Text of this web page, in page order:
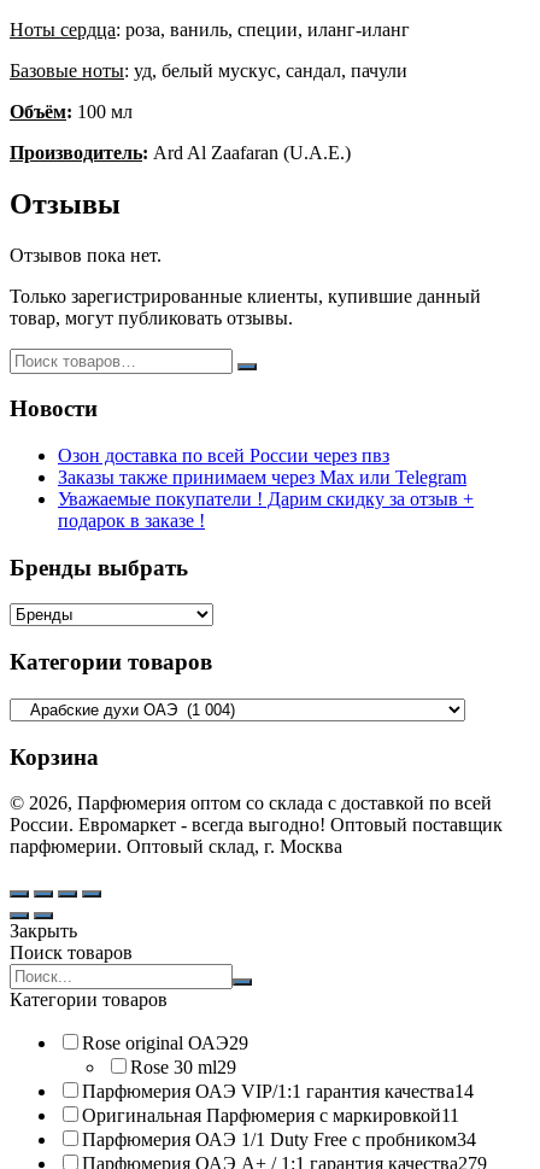
Ноты сердца: роза, ваниль, специи, иланг-иланг
Базовые ноты: уд, белый мускус, сандал, пачули
Объём: 100 мл
Производитель: Ard Al Zaafaran (U.A.E.)
Отзывы
Отзывов пока нет.
Только зарегистрированные клиенты, купившие данный
товар, могут публиковать отзывы.
Новости
Озон доставка по всей России через пвз
Заказы также принимаем через Max или Telegram
Уважаемые покупатели ! Дарим скидку за отзыв +
подарок в заказе !
Бренды выбрать
Категории товаров
Корзина
© 2026, Парфюмерия оптом со склада с доставкой по всей
России. Евромаркет - всегда выгодно! Оптовый поставщик
парфюмерии. Оптовый склад, г. Москва
Закрыть
Поиск товаров
Search
products:
Категории товаров
Rose original ОАЭ29
Rose 30 ml29
Парфюмерия ОАЭ VIP/1:1 гарантия качества14
Оригинальная Парфюмерия с маркировкой11
Парфюмерия ОАЭ 1/1 Duty Free с пробником34
Парфюмерия ОАЭ A+ / 1:1 гарантия качества279